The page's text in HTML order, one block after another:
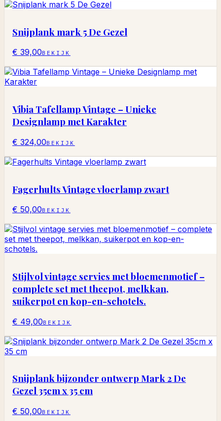
Snijplank mark 5 De Gezel
€ 39,00BEKIJK
Vibia Tafellamp Vintage – Unieke
Designlamp met Karakter
€ 324,00BEKIJK
Fagerhults Vintage vloerlamp zwart
€ 50,00BEKIJK
Stijlvol vintage servies met bloemenmotief –
complete set met theepot, melkkan,
suikerpot en kop-en-schotels.
€ 49,00BEKIJK
Snijplank bijzonder ontwerp Mark 2 De
Gezel 35cm x 35 cm
€ 50,00BEKIJK